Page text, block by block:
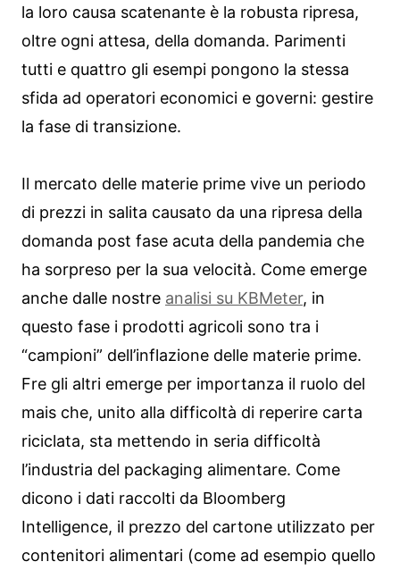
la loro causa scatenante è la robusta ripresa,
oltre ogni attesa, della domanda. Parimenti
tutti e quattro gli esempi pongono la stessa
sfida ad operatori economici e governi: gestire
la fase di transizione.
Il mercato delle materie prime vive un periodo
di prezzi in salita causato da una ripresa della
domanda post fase acuta della pandemia che
ha sorpreso per la sua velocità. Come emerge
anche dalle nostre analisi su KBMeter, in
questo fase i prodotti agricoli sono tra i
“campioni” dell’inflazione delle materie prime.
Fre gli altri emerge per importanza il ruolo del
mais che, unito alla difficoltà di reperire carta
riciclata, sta mettendo in seria difficoltà
l’industria del packaging alimentare. Come
dicono i dati raccolti da Bloomberg
Intelligence, il prezzo del cartone utilizzato per
contenitori alimentari (come ad esempio quello